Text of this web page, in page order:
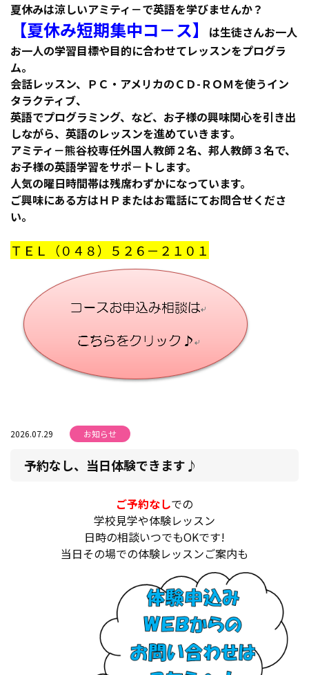
夏休みは涼しいアミティ－で英語を学びませんか？
【夏休み短期集中コ－ス】
は生徒さんお一人
お一人の学習目標や目的に合わせてレッスンをプログラ
ム。
会話レッスン、ＰＣ・アメリカのＣＤ-ＲＯＭを使うイン
タラクティブ、
英語でプログラミング、など、お子様の興味関心を引き出
しながら、英語のレッスンを進めていきます。
アミティ－熊谷校専任外国人教師２名、邦人教師３名で、
お子様の英語学習をサポ－トします。
人気の曜日時間帯は残席わずかになっています。
ご興味にある方はＨＰまたはお電話にてお問合せくださ
い。
ＴＥＬ（０４８）５２６－２１０１
2026.07.29 お知らせ
予約なし、当日体験できます♪
ご予約なしでの
学校見学や体験レッスン
日時の相談いつでもOKです!
当日その場での体験レッスンご案内も